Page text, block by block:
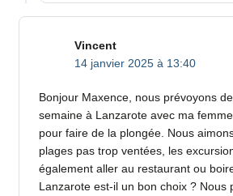
Vincent
14 janvier 2025 à 13:40
Bonjour Maxence, nous prévoyons
semaine à Lanzarote avec ma
pour faire de la plongée. Nous
plages pas trop ventées, les
également aller au restaurant ou
Lanzarote est-il un bon choix ? Nous